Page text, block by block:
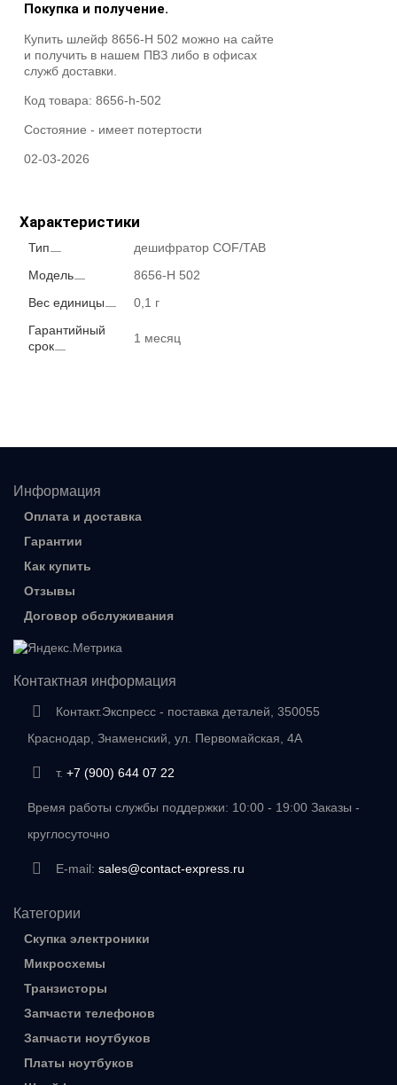
Покупка и получение.
Купить шлейф 8656-H 502 можно на сайте
и получить в нашем ПВЗ либо в офисах
служб доставки.
Код товара: 8656-h-502
Состояние - имеет потертости
02-03-2026
Характеристики
Тип
дешифратор COF/TAB
Модель
8656-H 502
Вес единицы
0,1 г
Гарантийный
срок
1 месяц
Информация
Оплата и доставка
Гарантии
Как купить
Отзывы
Договор обслуживания
Контактная информация
Контакт.Экспресс - поставка деталей, 350055
Краснодар, Знаменский, ул. Первомайская, 4А
т. +7 (900) 644 07 22
Время работы службы поддержки: 10:00 - 19:00 Заказы -
круглосуточно
E-mail: sales@contact-express.ru
Категории
Скупка электроники
Микросхемы
Транзисторы
Запчасти телефонов
Запчасти ноутбуков
Платы ноутбуков